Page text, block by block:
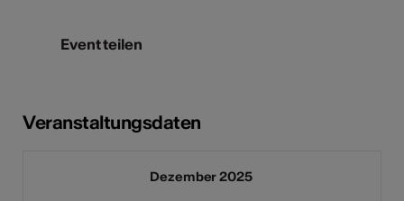
Event teilen
Veranstaltungsdaten
Dezember 2025